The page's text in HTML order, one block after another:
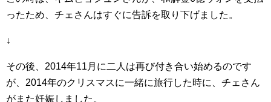
ったため、チェさんはすぐに告訴を取り下げました。
↓
その後、2014年11月に二人は再び付き合い始めるのです
が、2014年のクリスマスに一緒に旅行した時に、チェさん
がまた妊娠しました。